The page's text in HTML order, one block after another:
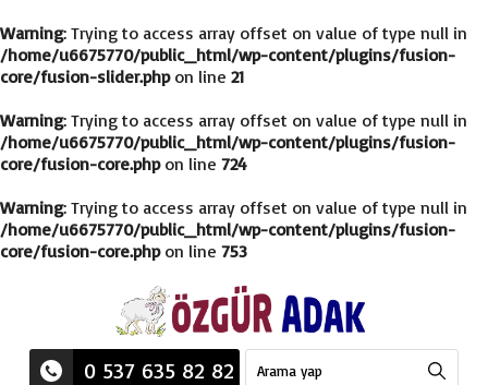
Warning: Trying to access array offset on value of type null in
/home/u6675770/public_html/wp-content/plugins/fusion-
core/fusion-slider.phpon line 21
Warning: Trying to access array offset on value of type null in
/home/u6675770/public_html/wp-content/plugins/fusion-
core/fusion-core.phpon line 724
Warning: Trying to access array offset on value of type null in
/home/u6675770/public_html/wp-content/plugins/fusion-
core/fusion-core.phpon line 753
0 537 635 82 82